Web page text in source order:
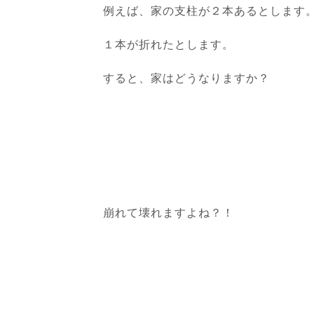
例えば、家の支柱が２本あるとします
１本が折れたとします。
すると、家はどうなりますか？
崩れて壊れますよね？！